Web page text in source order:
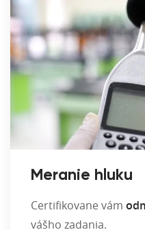
Meranie hluku
Certifikovane vám
vášho zadania.